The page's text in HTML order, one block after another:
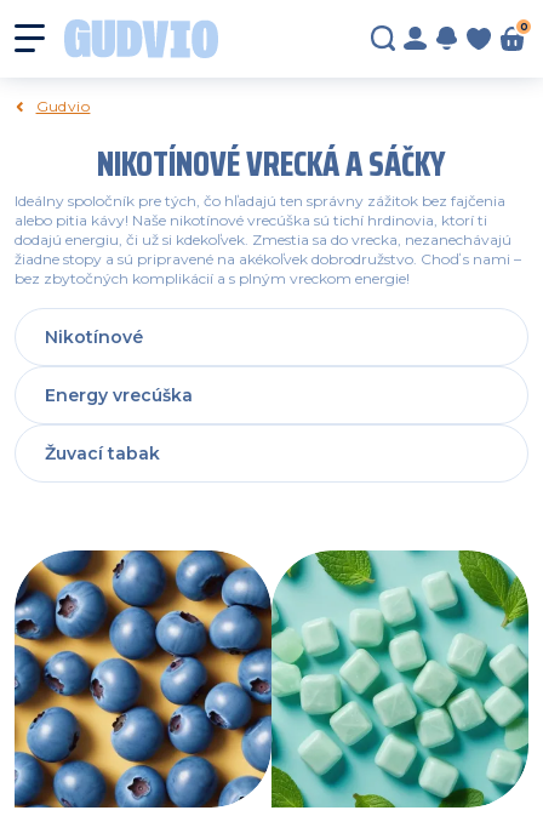
0
Gudvio
NIKOTÍNOVÉ VRECKÁ A SÁČKY
Ideálny spoločník pre tých, čo hľadajú ten správny zážitok bez fajčenia
alebo pitia kávy! Naše nikotínové vrecúška sú tichí hrdinovia, ktorí ti
dodajú energiu, či už si kdekoľvek. Zmestia sa do vrecka, nezanechávajú
žiadne stopy a sú pripravené na akékoľvek dobrodružstvo. Choď s nami –
bez zbytočných komplikácií a s plným vreckom energie!
Nikotínové
Energy vrecúška
Žuvací tabak